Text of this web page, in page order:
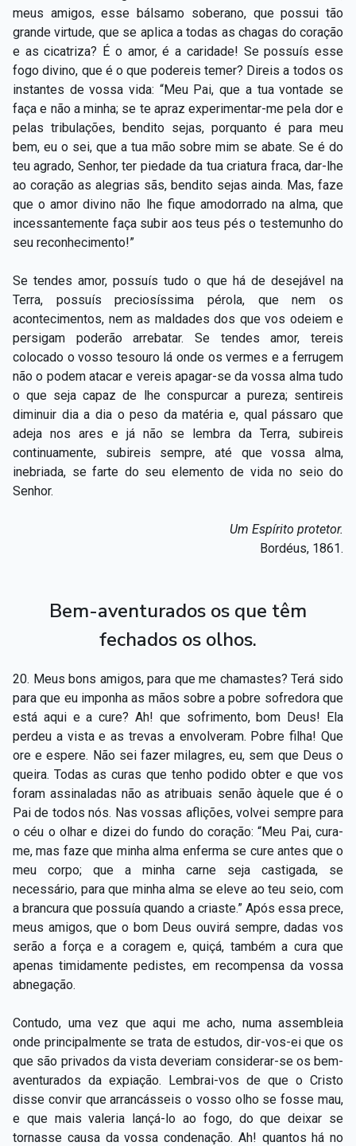
meus amigos, esse bálsamo soberano, que possui tão
grande virtude, que se aplica a todas as chagas do coração
e as cicatriza? É o amor, é a caridade! Se possuís esse
fogo divino, que é o que podereis temer? Direis a todos os
instantes de vossa vida: “Meu Pai, que a tua vontade se
faça e não a minha; se te apraz experimentar-me pela dor e
pelas tribulações, bendito sejas, porquanto é para meu
bem, eu o sei, que a tua mão sobre mim se abate. Se é do
teu agrado, Senhor, ter piedade da tua criatura fraca, dar-lhe
ao coração as alegrias sãs, bendito sejas ainda. Mas, faze
que o amor divino não lhe fique amodorrado na alma, que
incessantemente faça subir aos teus pés o testemunho do
seu reconhecimento!”
Se tendes amor, possuís tudo o que há de desejável na
Terra, possuís preciosíssima pérola, que nem os
acontecimentos, nem as maldades dos que vos odeiem e
persigam poderão arrebatar. Se tendes amor, tereis
colocado o vosso tesouro lá onde os vermes e a ferrugem
não o podem atacar e vereis apagar-se da vossa alma tudo
o que seja capaz de lhe conspurcar a pureza; sentireis
diminuir dia a dia o peso da matéria e, qual pássaro que
adeja nos ares e já não se lembra da Terra, subireis
continuamente, subireis sempre, até que vossa alma,
inebriada, se farte do seu elemento de vida no seio do
Senhor.
Um Espírito protetor.
Bordéus, 1861.
Bem-aventurados os que têm
fechados os olhos.
20. Meus bons amigos, para que me chamastes? Terá sido
para que eu imponha as mãos sobre a pobre sofredora que
está aqui e a cure? Ah! que sofrimento, bom Deus! Ela
perdeu a vista e as trevas a envolveram. Pobre filha! Que
ore e espere. Não sei fazer milagres, eu, sem que Deus o
queira. Todas as curas que tenho podido obter e que vos
foram assinaladas não as atribuais senão àquele que é o
Pai de todos nós. Nas vossas aflições, volvei sempre para
o céu o olhar e dizei do fundo do coração: “Meu Pai, cura-
me, mas faze que minha alma enferma se cure antes que o
meu corpo; que a minha carne seja castigada, se
necessário, para que minha alma se eleve ao teu seio, com
a brancura que possuía quando a criaste.” Após essa prece,
meus amigos, que o bom Deus ouvirá sempre, dadas vos
serão a força e a coragem e, quiçá, também a cura que
apenas timidamente pedistes, em recompensa da vossa
abnegação.
Contudo, uma vez que aqui me acho, numa assembleia
onde principalmente se trata de estudos, dir-vos-ei que os
que são privados da vista deveriam considerar-se os bem-
aventurados da expiação. Lembrai-vos de que o Cristo
disse convir que arrancásseis o vosso olho se fosse mau,
e que mais valeria lançá-lo ao fogo, do que deixar se
tornasse causa da vossa condenação. Ah! quantos há no